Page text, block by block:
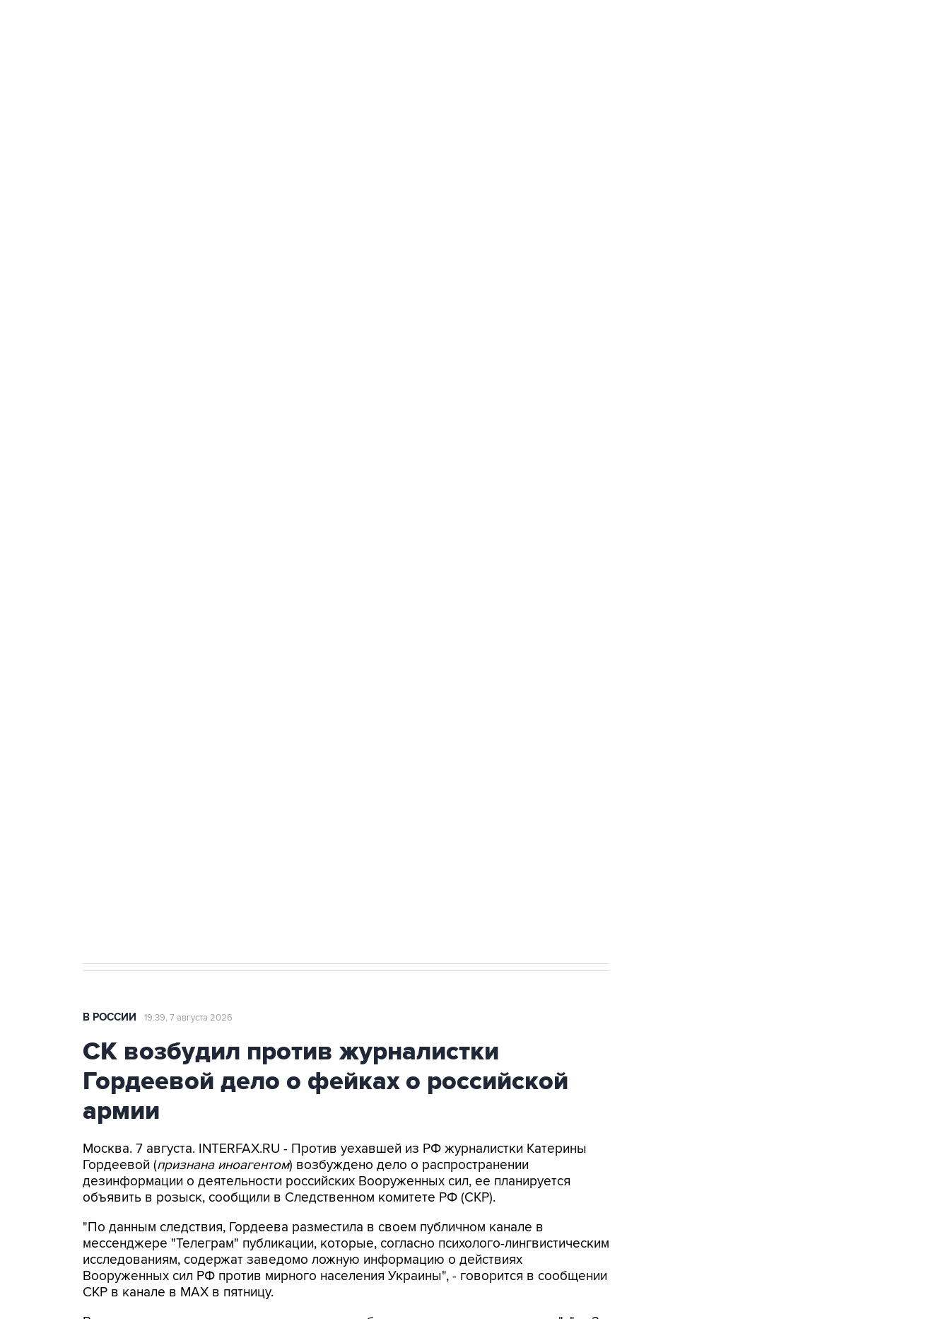
В РОССИИ 19:39, 7 августа 2026
СК возбудил против журналистки
Гордеевой дело о фейках о российской
армии
Москва. 7 августа. INTERFAX.RU - Против уехавшей из РФ журналистки Катерины
Гордеевой (признана иноагентом) возбуждено дело о распространении
дезинформации о деятельности российских Вооруженных сил, ее планируется
объявить в розыск, сообщили в Следственном комитете РФ (СКР).
"По данным следствия, Гордеева разместила в своем публичном канале в
мессенджере "Телеграм" публикации, которые, согласно психолого-лингвистическим
исследованиям, содержат заведомо ложную информацию о действиях
Вооруженных сил РФ против мирного населения Украины", - говорится в сообщении
СКР в канале в MAX в пятницу.